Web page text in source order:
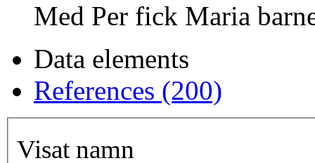
Med Per fick Maria
Data elements
References (200)
Visat namn